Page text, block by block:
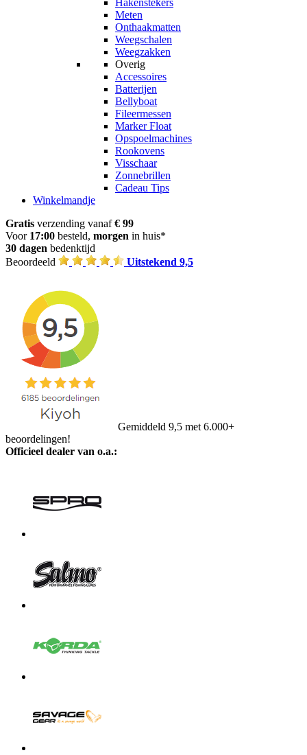
Hakenstekers
Meten
Onthaakmatten
Weegschalen
Weegzakken
Overig
Accessoires
Batterijen
Bellyboat
Fileermessen
Marker Float
Opspoelmachines
Rookovens
Visschaar
Zonnebrillen
Cadeau Tips
Winkelmandje
Gratis verzending vanaf€ 99
Voor 17:00 besteld, morgen in huis*
30 dagen bedenktijd
Beoordeeld
Uitstekend 9,5
Gemiddeld 9,5 met 6.000+
beoordelingen!
Officieel dealer van o.a.: